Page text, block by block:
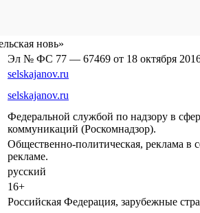
новь»
Эл № ФС 77 — 67469 от 18 октября
selskajanov.ru
selskajanov.ru
Федеральной службой по надзору в
коммуникаций (Роскомнадзор).
Общественно-политическая, реклама в
рекламе.
русский
16+
Российская Федерация, зарубежные